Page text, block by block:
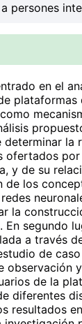
en el
la
ofertados
y de su
de los
la
segundo
a través
de
observación
de la
diferentes
resultados